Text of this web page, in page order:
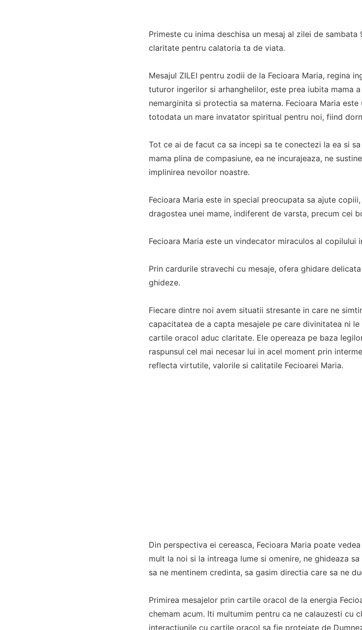
Primeste cu inima deschisa un mesaj al zilei de
claritate pentru calatoria ta de viata.
Mesajul ZILEI pentru zodii de la Fecioara Maria, regina
tuturor ingerilor si arhanghelilor, este prea iubita mama
nemarginita si protectia sa materna. Fecioara Maria
totodata un mare invatator spiritual pentru noi, fiind
Tot ce ai de facut ca sa incepi sa te conectezi la ea si
mama plina de compasiune, ea ne incurajeaza, ne
implinirea nevoilor noastre.
Fecioara Maria este in special preocupata sa ajute
dragostea unei mame, indiferent de varsta, precum cei
Fecioara Maria este un vindecator miraculos al
Prin cardurile stravechi cu mesaje, ofera ghidare
ghideze.
Fiecare dintre noi avem situatii stresante in care ne
capacitatea de a capta mesajele pe care divinitatea ni
cartile oracol aduc claritate. Ele opereaza pe baza
raspunsul cel mai necesar lui in acel moment prin
reflecta virtutile, valorile si calitatile Fecioarei Maria.
Din perspectiva ei cereasca, Fecioara Maria poate
mult la noi si la intreaga lume si omenire, ne ghideaza
sa ne mentinem credinta, sa gasim directia care sa ne
Primirea mesajelor prin cartile oracol de la energia
chemam acum. Iti multumim pentru ca ne calauzesti cu
interactiunile cu cartile oracol sa fie protejate de